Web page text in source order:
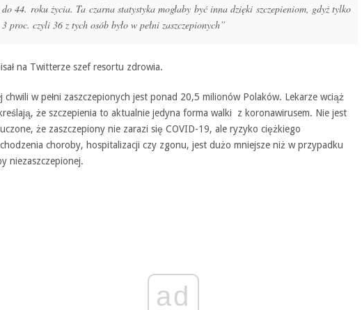
do 44. roku życia. Ta czarna statystyka mogłaby być inna dzięki szczepieniom, gdyż tylko
3 proc. czyli 36 z tych osób było w pełni zaszczepionych”
na Twitterze szef resortu zdrowia.
chwili w pełni zaszczepionych jest ponad 20,5 milionów Polaków. Lekarze wciąż
że szczepienia to aktualnie jedyna forma walki z koronawirusem. Nie jest
że zaszczepiony nie zarazi się COVID-19, ale ryzyko ciężkiego
choroby, hospitalizacji czy zgonu, jest dużo mniejsze niż w przypadku
niezaszczepionej.
ad